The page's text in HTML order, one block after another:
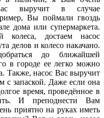
выручит в случае
Вы поймали гвоздь
дома или супермаркета.
колеса, достаем насос
делов и колесо накачано.
до ближайшей
в городе ее легко можно
Также, насос Вас выручит
с запаской. Даже если она
время, проведённое в
И преподнести Вам
приятно на руках иметь